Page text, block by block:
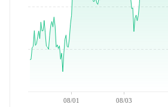
08/01 08/03